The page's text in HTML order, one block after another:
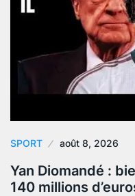
SPORT août 8, 2026
Yan Diomandé :
140 millions